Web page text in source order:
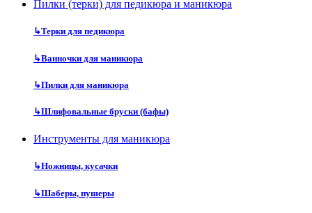
Пилки (терки) для педикюра и маникюра
↳Терки для педикюра
↳Ванночки для маникюра
↳Пилки для маникюра
↳Шлифовальные бруски (бафы)
Инструменты для маникюра
↳Ножницы, кусачки
↳Шаберы, пушеры